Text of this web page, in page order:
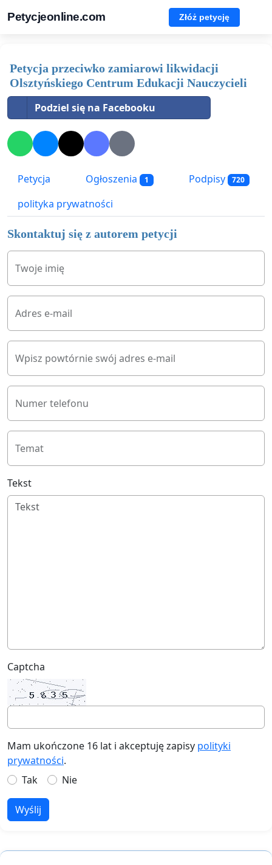
Petycjeonline.com Złóż petycję
Petycja przeciwko zamiarowi likwidacji
Olsztyńskiego Centrum Edukacji Nauczycieli
Podziel się na Facebooku
Petycja Ogłoszenia 1 Podpisy 720
polityka prywatności
Skontaktuj się z autorem petycji
Twoje imię
Adres e-mail
Wpisz powtórnie swój adres e-mail
Numer telefonu
Temat
Tekst
Captcha
Mam ukończone 16 lat i akceptuję zapisy polityki
prywatności.
Tak
Nie
Wyślij